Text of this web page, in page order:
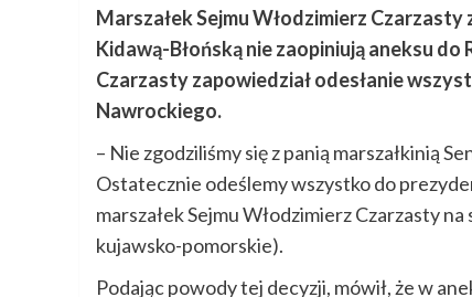
Marszałek Sejmu Włodzimierz
Kidawą-Błońską nie zaopiniują aneksu
Czarzasty zapowiedział odesłanie
Nawrockiego.
– Nie zgodziliśmy się z panią marszałkinią
Ostatecznie odeślemy wszystko do
marszałek Sejmu Włodzimierz Czarzasty
kujawsko-pomorskie).
Podając powody tej decyzji, mówił, że w